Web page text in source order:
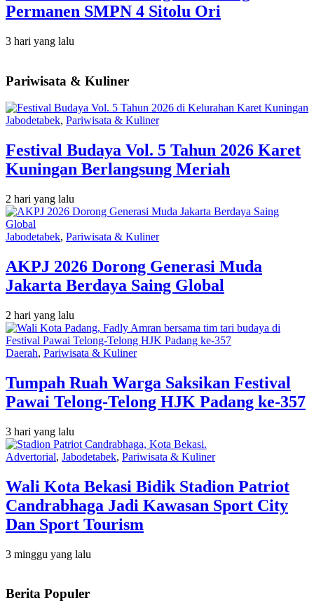
Permanen SMPN 4 Sitolu Ori
3 hari yang lalu
Pariwisata & Kuliner
Jabodetabek, Pariwisata & Kuliner
Festival Budaya Vol. 5 Tahun 2026 Karet
Kuningan Berlangsung Meriah
2 hari yang lalu
Jabodetabek, Pariwisata & Kuliner
AKPJ 2026 Dorong Generasi Muda
Jakarta Berdaya Saing Global
2 hari yang lalu
Daerah, Pariwisata & Kuliner
Tumpah Ruah Warga Saksikan Festival
Pawai Telong-Telong HJK Padang ke-357
3 hari yang lalu
Advertorial, Jabodetabek, Pariwisata & Kuliner
Wali Kota Bekasi Bidik Stadion Patriot
Candrabhaga Jadi Kawasan Sport City
Dan Sport Tourism
3 minggu yang lalu
Berita Populer